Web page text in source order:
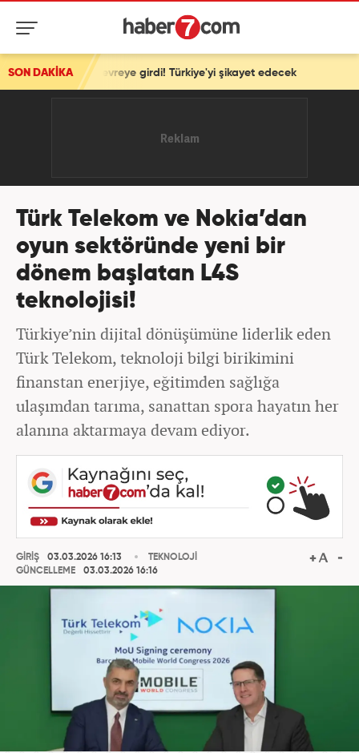
SON DAKİKA
girdi! Türkiye'yi şikayet edecek
Türk Telekom ve Nokia’dan
oyun sektöründe yeni bir
dönem başlatan L4S
teknolojisi!
Türkiye’nin dijital dönüşümüne liderlik eden
Türk Telekom, teknoloji bilgi birikimini
finanstan enerjiye, eğitimden sağlığa
ulaşımdan tarıma, sanattan spora hayatın her
alanına aktarmaya devam ediyor.
GİRİŞ
03.03.2026 16:13
GÜNCELLEME
03.03.2026 16:16
TEKNOLOJİ